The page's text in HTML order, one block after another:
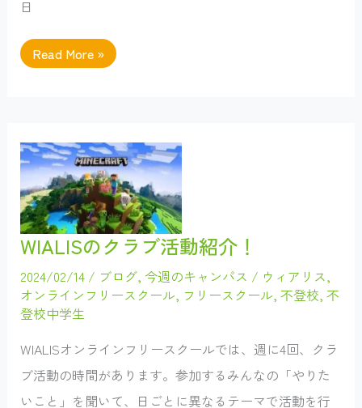
日
笑
顔
ウ
ィ
ア
リ
ス
サ
マ
ー
イ
ベ
ン
ト
Read More »
WIALISのクラブ活動紹介！
2024/02/14 / ブログ, 今週のキャンパス / ウィアリス,
オンラインフリースクール, フリースクール, 不登校, 不
登校中学生
WIALISオンラインフリースクールでは、週に4回、クラ
ブ活動の時間があります。参加するみんなの「やりた
いこと」を聞いて、日ごとに異なるテーマで活動を行